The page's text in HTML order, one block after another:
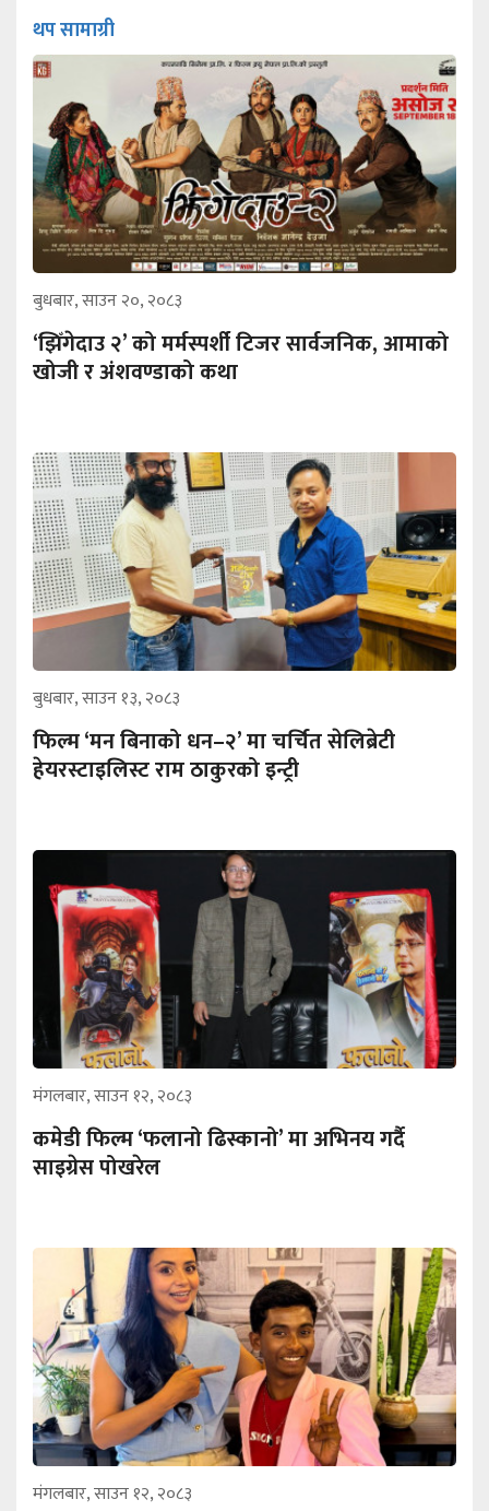
थप सामाग्री
बुधबार, साउन २०, २०८३
‘झिँगेदाउ २’ को मर्मस्पर्शी टिजर सार्वजनिक, आमाको
खोजी र अंशवण्डाको कथा
बुधबार, साउन १३, २०८३
फिल्म ‘मन बिनाको धन–२’ मा चर्चित सेलिब्रेटी
हेयरस्टाइलिस्ट राम ठाकुरको इन्ट्री
मंगलबार, साउन १२, २०८३
कमेडी फिल्म ‘फलानो ढिस्कानो’ मा अभिनय गर्दै
साइग्रेस पोखरेल
मंगलबार, साउन १२, २०८३